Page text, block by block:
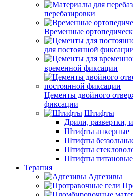
перебазировки
Временные
для постоянной
временной фиксации
Цементы двойного
фиксации
Штифты
Дрили, развертки,
Штифты анкерные
Штифты
Штифты
Штифты титановые
Терапия
Адгезивы